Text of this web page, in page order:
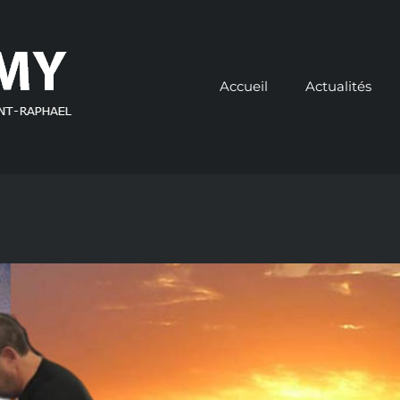
Accueil Actualités